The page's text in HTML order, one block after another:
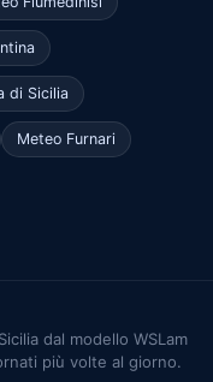
di Sicilia
Meteo Furnari
dal modello WSLam
più volte al giorno.